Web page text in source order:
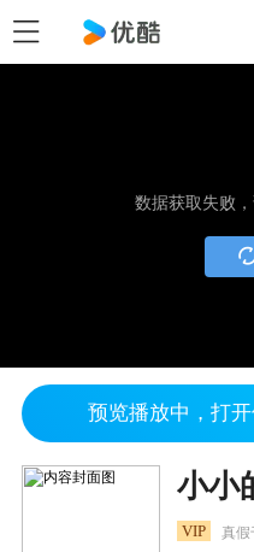
数据获取失败
预览播放中，打
VIP 真假